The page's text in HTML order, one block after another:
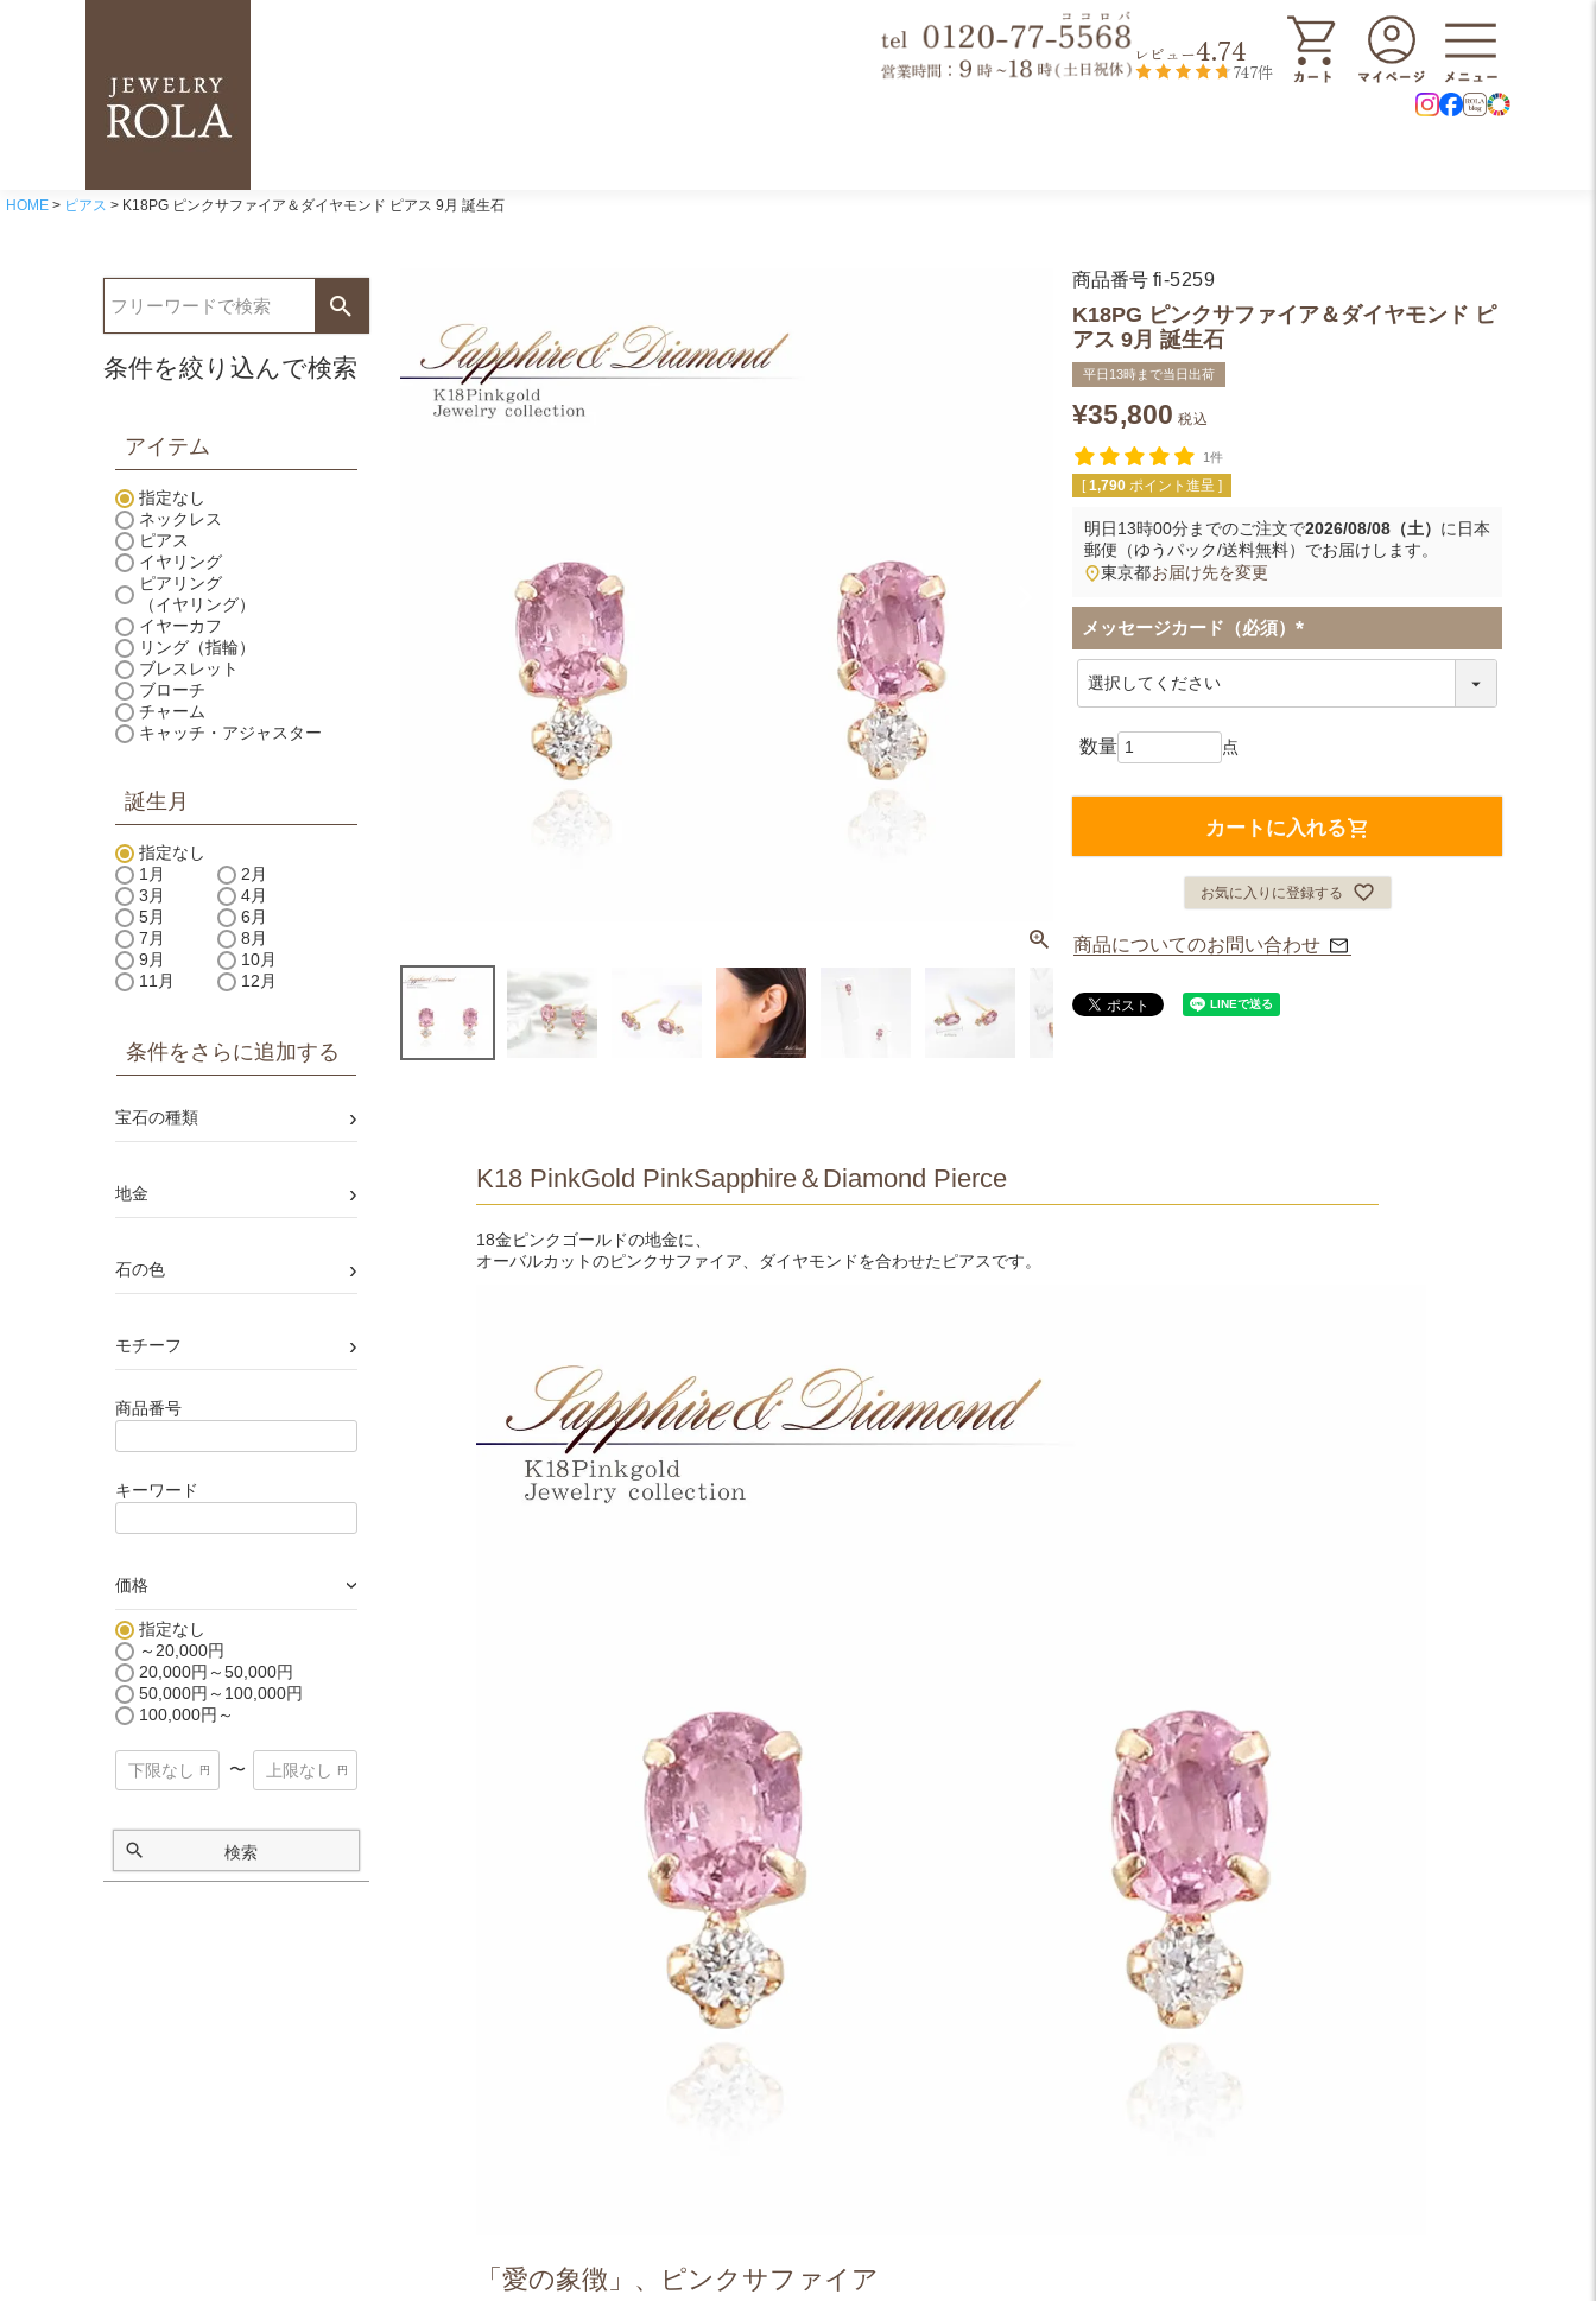
レビュー4.74
747件
HOME ピアス K18PG ピンクサファイア＆ダイヤモンド ピアス 9月 誕生石
条件を絞り込んで検索
アイテム
指定なし
ネックレス
ピアス
イヤリング
ピアリング
（イヤリング）
イヤーカフ
リング（指輪）
ブレスレット
ブローチ
チャーム
キャッチ・アジャスター
誕生月
指定なし
1月
2月
3月
4月
5月
6月
7月
8月
9月
10月
11月
12月
条件をさらに追加する
宝石の種類 ›
地金 ›
石の色 ›
モチーフ ›
商品番号
キーワード
価格 ›
指定なし
～20,000円
20,000円～50,000円
50,000円～100,000円
100,000円～
〜
検索
商品番号 fi-5259
K18PG ピンクサファイア＆ダイヤモンド ピ
アス 9月 誕生石
平日13時まで当日出荷
¥35,800 税込
1件
[ 1,790 ポイント進呈 ]
明日13時00分までのご注文で2026/08/08（土） に 日本
郵便（ゆうパック/送料無料） でお届けします。
東京都お届け先を変更
メッセージカード（必須）
(
カートに入れる
お気に入りに登録する
商品についてのお問い合わせ
K18 PinkGold PinkSapphire＆Diamond Pierce
18金ピンクゴールドの地金に、
オーバルカットのピンクサファイア、ダイヤモンドを合わせたピアスです。
「愛の象徴」、ピンクサファイア